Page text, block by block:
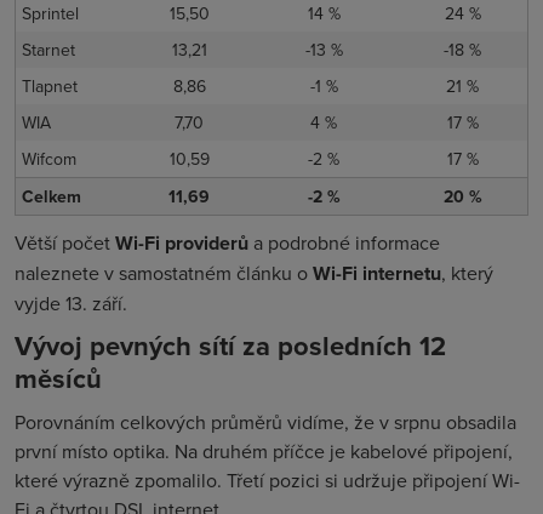
Sprintel
15,50 14 %
24 %
Starnet
13,21 -13 %
-18 %
Tlapnet
8,86 -1 %
21 %
WIA
7,70 4 %
17 %
Wifcom
10,59 -2 %
17 %
Celkem
11,69 -2 % 20 %
Větší početWi-Fi providerů a podrobné informace
naleznete v samostatném článku oWi-Fi internetu, který
vyjde 13. září.
Vývoj pevných sítí za posledních 12
měsíců
Porovnáním celkových průměrů vidíme, že v srpnu obsadila
první místo optika. Na druhém příčce je kabelové připojení,
které výrazně zpomalilo. Třetí pozici si udržuje připojení Wi-